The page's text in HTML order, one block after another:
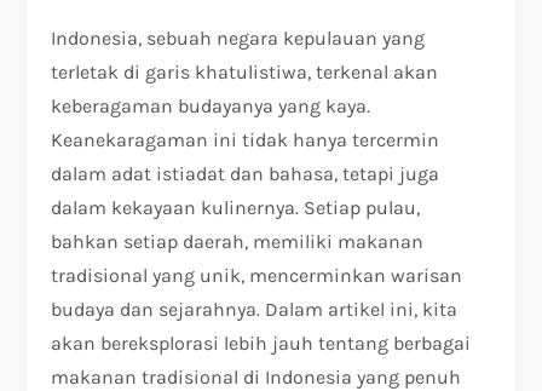
Indonesia, sebuah negara kepulauan yang
terletak di garis khatulistiwa, terkenal akan
keberagaman budayanya yang kaya.
Keanekaragaman ini tidak hanya tercermin
dalam adat istiadat dan bahasa, tetapi juga
dalam kekayaan kulinernya. Setiap pulau,
bahkan setiap daerah, memiliki makanan
tradisional yang unik, mencerminkan warisan
budaya dan sejarahnya. Dalam artikel ini, kita
akan bereksplorasi lebih jauh tentang berbagai
makanan tradisional di Indonesia yang penuh